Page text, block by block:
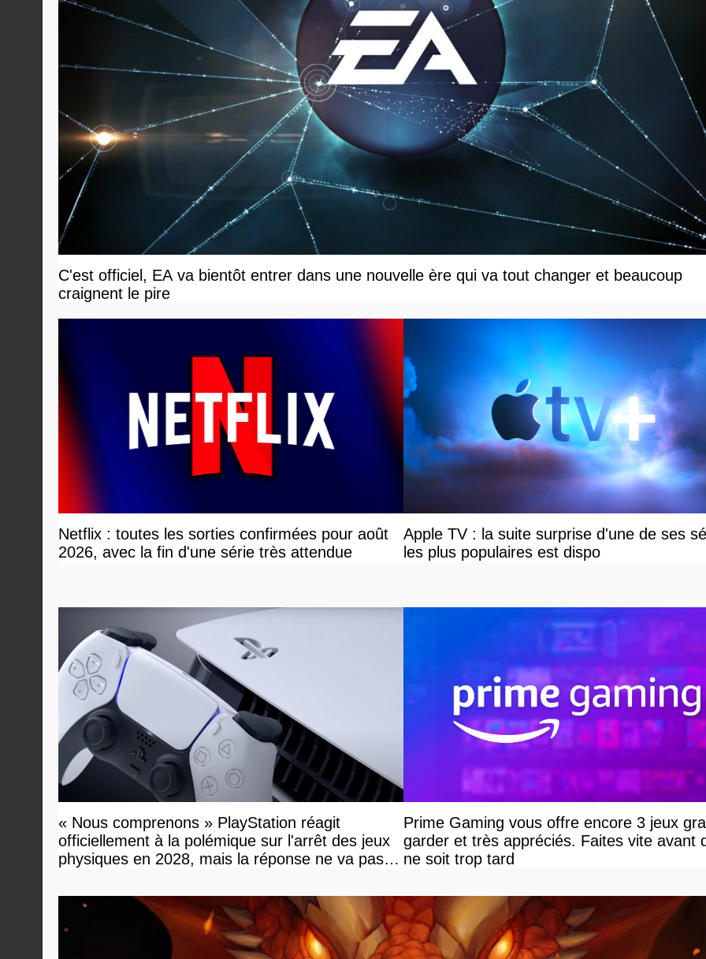
C'est officiel, EA va bientôt entrer dans une nouvelle ère qui va tout changer et beaucoup
craignent le pire
Netflix : toutes les sorties confirmées pour août
2026, avec la fin d'une série très attendue
Apple TV : la suite surprise d'une de ses
les plus populaires est dispo
« Nous comprenons » PlayStation réagit
officiellement à la polémique sur l'arrêt des jeux
physiques en 2028, mais la réponse ne va pas
Prime Gaming vous offre encore 3 jeux
garder et très appréciés. Faites vite avant
ne soit trop tard